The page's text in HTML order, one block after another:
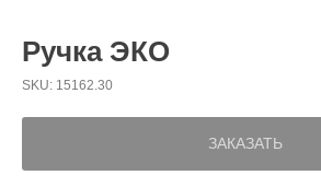
Ручка ЭКО
SKU: 15162.30
ЗАКАЗАТЬ